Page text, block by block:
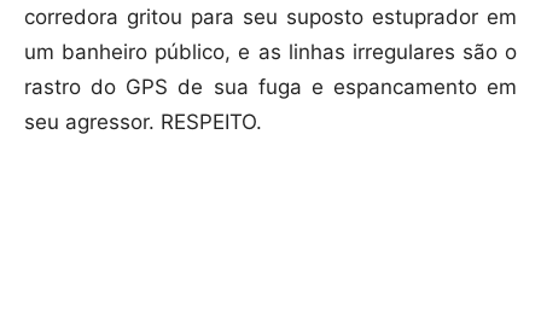
corredora gritou para seu suposto estuprador em
um banheiro público, e as linhas irregulares são o
rastro do GPS de sua fuga e espancamento em
seu agressor. RESPEITO.